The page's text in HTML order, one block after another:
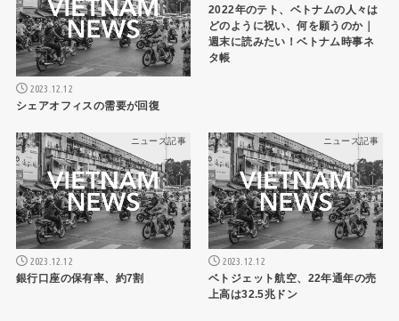
2023.12.12
シェアオフィスの需要が回復
2022年のテト、ベトナムの人々は
どのように祝い、何を願うのか｜
週末に読みたい！ベトナム時事ネ
タ帳
ニュース記事
2023.12.12
銀行口座の保有率、約7割
ニュース記事
2023.12.12
ベトジェット航空、22年通年の売
上高は32.5兆ドン